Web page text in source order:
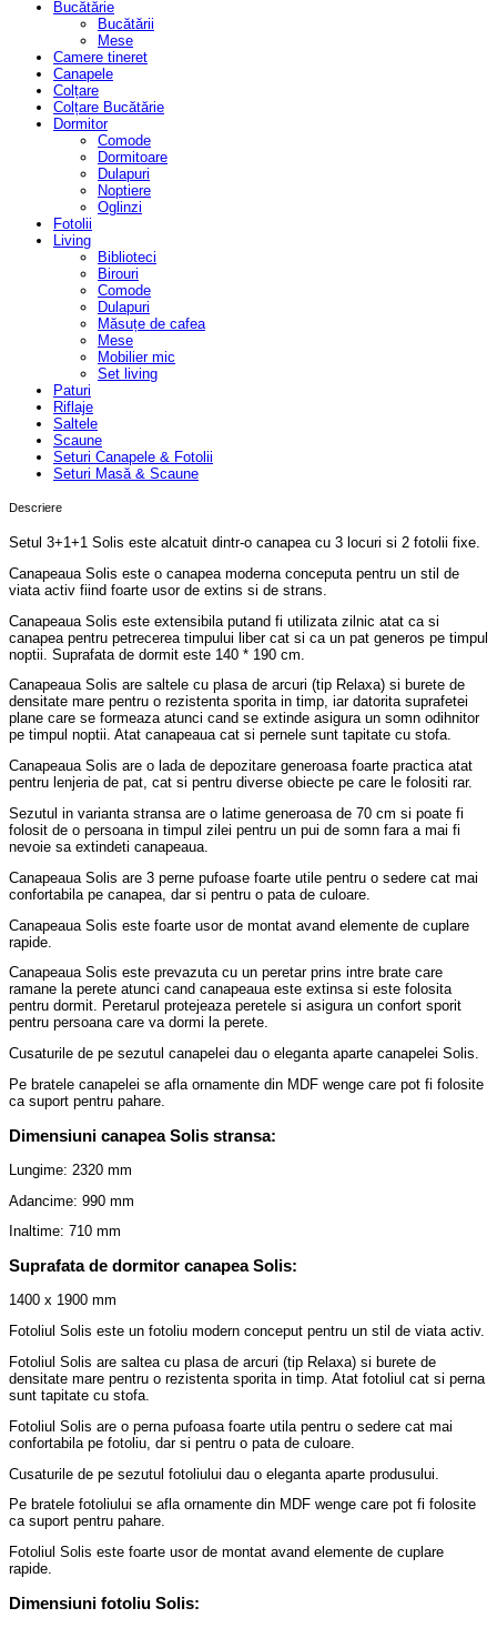
Bucătărie
Bucătării
Mese
Camere tineret
Canapele
Colțare
Colțare Bucătărie
Dormitor
Comode
Dormitoare
Dulapuri
Noptiere
Oglinzi
Fotolii
Living
Biblioteci
Birouri
Comode
Dulapuri
Măsuțe de cafea
Mese
Mobilier mic
Set living
Paturi
Riflaje
Saltele
Scaune
Seturi Canapele & Fotolii
Seturi Masă & Scaune
Descriere
Setul 3+1+1 Solis este alcatuit dintr-o canapea cu 3 locuri si 2 fotolii fixe.
Canapeaua Solis este o canapea moderna conceputa pentru un stil de
viata activ fiind foarte usor de extins si de strans.
Canapeaua Solis este extensibila putand fi utilizata zilnic atat ca si
canapea pentru petrecerea timpului liber cat si ca un pat generos pe timpul
noptii. Suprafata de dormit este 140 * 190 cm.
Canapeaua Solis are saltele cu plasa de arcuri (tip Relaxa) si burete de
densitate mare pentru o rezistenta sporita in timp, iar datorita suprafetei
plane care se formeaza atunci cand se extinde asigura un somn odihnitor
pe timpul noptii. Atat canapeaua cat si pernele sunt tapitate cu stofa.
Canapeaua Solis are o lada de depozitare generoasa foarte practica atat
pentru lenjeria de pat, cat si pentru diverse obiecte pe care le folositi rar.
Sezutul in varianta stransa are o latime generoasa de 70 cm si poate fi
folosit de o persoana in timpul zilei pentru un pui de somn fara a mai fi
nevoie sa extindeti canapeaua.
Canapeaua Solis are 3 perne pufoase foarte utile pentru o sedere cat mai
confortabila pe canapea, dar si pentru o pata de culoare.
Canapeaua Solis este foarte usor de montat avand elemente de cuplare
rapide.
Canapeaua Solis este prevazuta cu un peretar prins intre brate care
ramane la perete atunci cand canapeaua este extinsa si este folosita
pentru dormit. Peretarul protejeaza peretele si asigura un confort sporit
pentru persoana care va dormi la perete.
Cusaturile de pe sezutul canapelei dau o eleganta aparte canapelei Solis.
Pe bratele canapelei se afla ornamente din MDF wenge care pot fi folosite
ca suport pentru pahare.
Dimensiuni canapea Solis stransa:
Lungime: 2320 mm
Adancime: 990 mm
Inaltime: 710 mm
Suprafata de dormitor canapea Solis:
1400 x 1900 mm
Fotoliul Solis este un fotoliu modern conceput pentru un stil de viata activ.
Fotoliul Solis are saltea cu plasa de arcuri (tip Relaxa) si burete de
densitate mare pentru o rezistenta sporita in timp. Atat fotoliul cat si perna
sunt tapitate cu stofa.
Fotoliul Solis are o perna pufoasa foarte utila pentru o sedere cat mai
confortabila pe fotoliu, dar si pentru o pata de culoare.
Cusaturile de pe sezutul fotoliului dau o eleganta aparte produsului.
Pe bratele fotoliului se afla ornamente din MDF wenge care pot fi folosite
ca suport pentru pahare.
Fotoliul Solis este foarte usor de montat avand elemente de cuplare
rapide.
Dimensiuni fotoliu Solis: